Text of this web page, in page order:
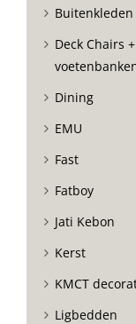
Buitenkleden
Deck Chairs +
Dining
EMU
Fast
Fatboy
Jati Kebon
Kerst
KMCT
Ligbedden